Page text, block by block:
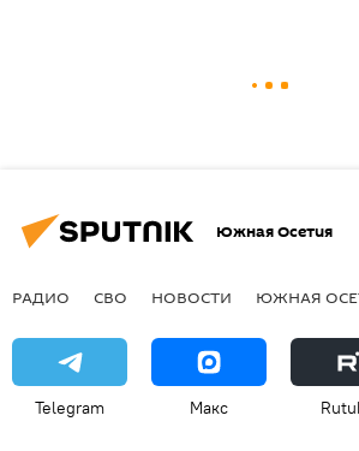
Южная Осетия
РАДИО СВО НОВОСТИ ЮЖНАЯ
Telegram Макс